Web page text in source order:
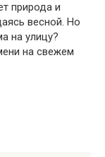
природа и
весной. Но
на улицу?
на свежем